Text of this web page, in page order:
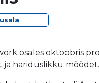
osales oktoobris
ja hariduslikku mõõdet.